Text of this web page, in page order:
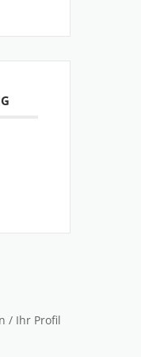
/ Ihr Profil